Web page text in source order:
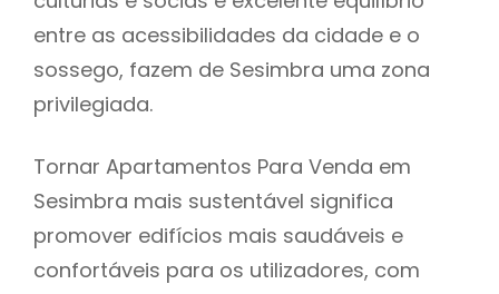
entre as acessibilidades da cidade e o
sossego, fazem de Sesimbra uma zona
privilegiada.
Tornar Apartamentos Para Venda em
Sesimbra mais sustentável significa
promover edifícios mais saudáveis e
confortáveis para os utilizadores, com